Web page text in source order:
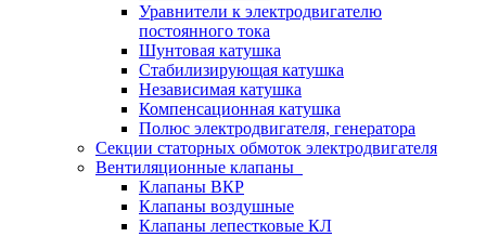
Уравнители к электродвигателю
постоянного тока
Шунтовая катушка
Стабилизирующая катушка
Независимая катушка
Компенсационная катушка
Полюс электродвигателя, генератора
Секции статорных обмоток электродвигателя
Вентиляционные клапаны
Клапаны ВКР
Клапаны воздушные
Клапаны лепестковые КЛ